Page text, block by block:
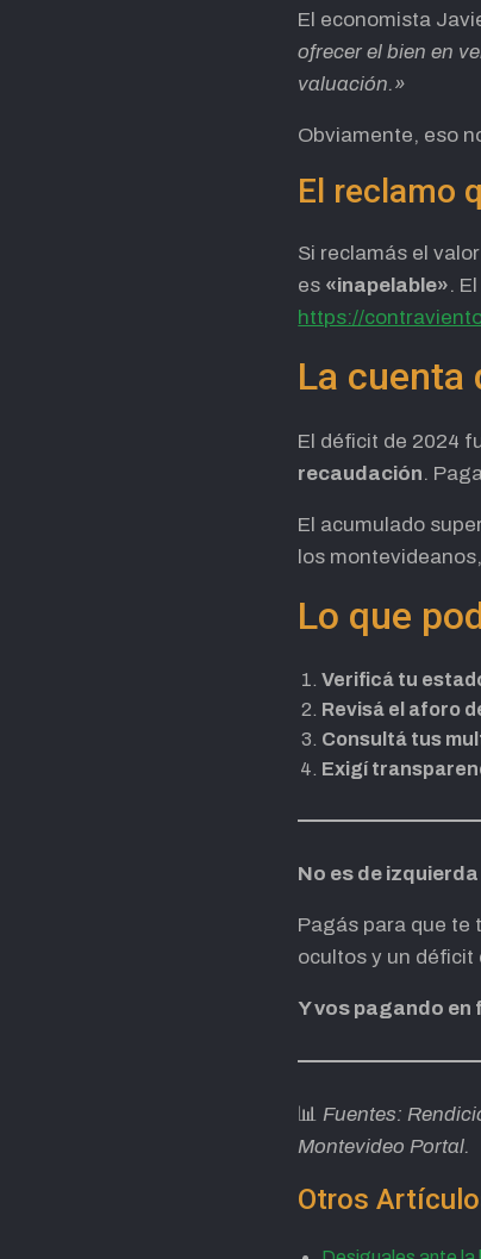
El economista
ofrecer el bien en
valuación.»
Obviamente, eso
El reclamo
Si reclamás el
es «inapelable».
https://
La cuenta
El déficit de 2024
recaudación.
El acumulado
los
Lo que
Verificá tu
Revisá el aforo
Consultá tus
Exigí
No es de
Pagás para que te
ocultos y un déficit
Y vos pagando
📊Fuentes:
Montevideo Portal.
Otros